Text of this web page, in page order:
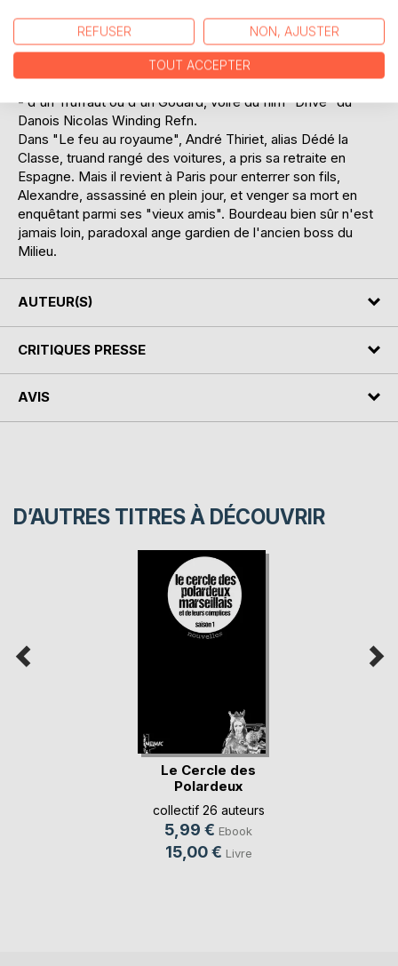
plus connu pour ses livres d'anticipation, a voulu pour ses
polars. Si la facture est ultraclassique, l'écriture est très
sensible, comme une peinture à fleur de peau de
personnages mis en valeur à la façon - cinématographique
- d'un Truffaut ou d'un Godard, voire du film "Drive" du
Danois Nicolas Winding Refn.
Dans "Le feu au royaume", André Thiriet, alias Dédé la
Classe, truand rangé des voitures, a pris sa retraite en
Espagne. Mais il revient à Paris pour enterrer son fils,
Alexandre, assassiné en plein jour, et venger sa mort en
enquêtant parmi ses "vieux amis". Bourdeau bien sûr n'est
jamais loin, paradoxal ange gardien de l'ancien boss du
Milieu.
AUTEUR(S)
CRITIQUES PRESSE
AVIS
D’AUTRES TITRES À DÉCOUVRIR
Le Cercle des
Polardeux
marseillais
collectif 26 auteurs
5,99 € Ebook
15,00 € Livre
REFUSER NON, AJUSTER
TOUT ACCEPTER